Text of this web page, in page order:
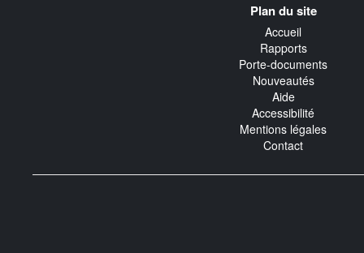
Plan du site
Accueil
Rapports
Porte-documents
Nouveautés
Aide
Accessibilité
Mentions légales
Contact